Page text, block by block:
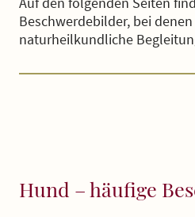
Beschwerdebilder, bei
naturheilkundliche
Hund – häufige